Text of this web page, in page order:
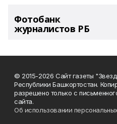
Фотобанк
журналистов РБ
© 2015-2026 Сайт газеты
Республики Башкортостан.
разрешено только с
сайта.
Об использовании